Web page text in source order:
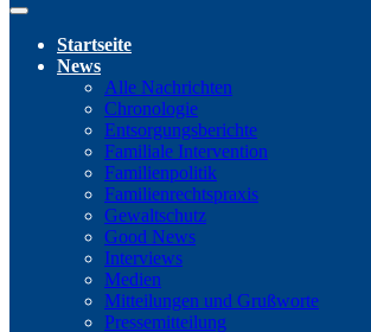
Startseite
News
Alle Nachrichten
Chronologie
Entsorgungsberichte
Familiale Intervention
Familienpolitik
Familienrechtspraxis
Gewaltschutz
Good News
Interviews
Medien
Mitteilungen und Grußworte
Pressemitteilung